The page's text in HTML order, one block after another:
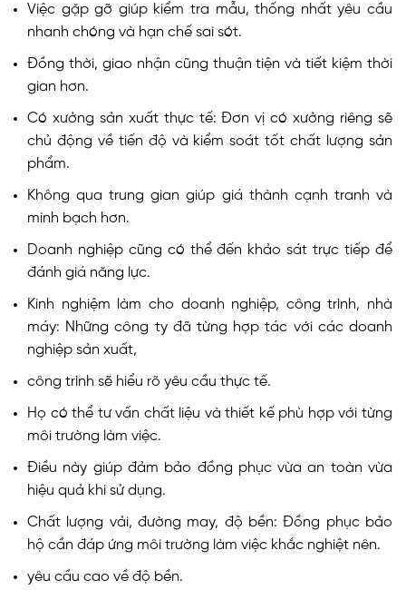
Việc gặp gỡ giúp kiểm tra mẫu, thống nhất yêu cầu
nhanh chóng và hạn chế sai sót.
Đồng thời, giao nhận cũng thuận tiện và tiết kiệm thời
gian hơn.
Có xưởng sản xuất thực tế: Đơn vị có xưởng riêng sẽ
chủ động về tiến độ và kiểm soát tốt chất lượng sản
phẩm.
Không qua trung gian giúp giá thành cạnh tranh và
minh bạch hơn.
Doanh nghiệp cũng có thể đến khảo sát trực tiếp để
đánh giá năng lực.
Kinh nghiệm làm cho doanh nghiệp, công trình, nhà
máy: Những công ty đã từng hợp tác với các doanh
nghiệp sản xuất,
công trình sẽ hiểu rõ yêu cầu thực tế.
Họ có thể tư vấn chất liệu và thiết kế phù hợp với từng
môi trường làm việc.
Điều này giúp đảm bảo đồng phục vừa an toàn vừa
hiệu quả khi sử dụng.
Chất lượng vải, đường may, độ bền: Đồng phục bảo
hộ cần đáp ứng môi trường làm việc khắc nghiệt nên.
yêu cầu cao về độ bền.